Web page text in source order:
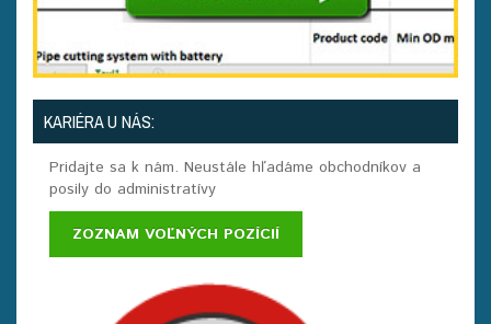
KARIÉRA U NÁS:
Pridajte sa k nám. Neustále hľadáme obchodníkov a
posily do administratívy
ZOZNAM VOĽNÝCH POZÍCIÍ